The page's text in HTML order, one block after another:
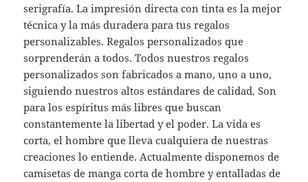
serigrafía. La impresión directa con tinta es la mejor
técnica y la más duradera para tus regalos
personalizables. Regalos personalizados que
sorprenderán a todos. Todos nuestros regalos
personalizados son fabricados a mano, uno a uno,
siguiendo nuestros altos estándares de calidad. Son
para los espíritus más libres que buscan
constantemente la libertad y el poder. La vida es
corta, el hombre que lleva cualquiera de nuestras
creaciones lo entiende. Actualmente disponemos de
camisetas de manga corta de hombre y entalladas de